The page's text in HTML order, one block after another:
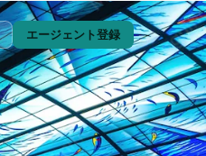
エージェント登録